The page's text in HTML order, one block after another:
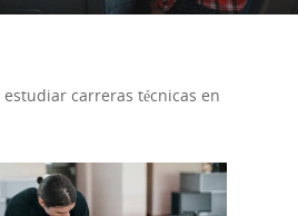
estudiar carreras técnicas en